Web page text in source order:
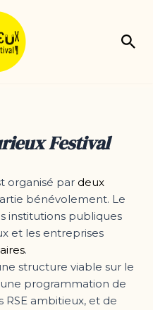
Festival
organisé par deux
bénévolement. Le
institutions publiques
et les entreprises
.
structure viable sur le
programmation de
RSE ambitieux, et de